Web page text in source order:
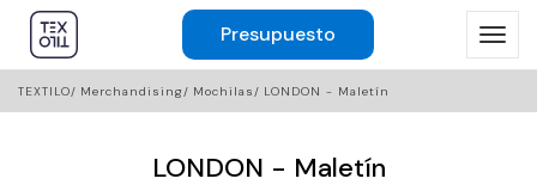
Presupuesto
TEXTILO Merchandising Mochilas LONDON - Maletín
LONDON - Maletín